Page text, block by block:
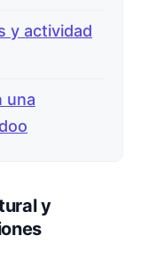
y actividad
una
y